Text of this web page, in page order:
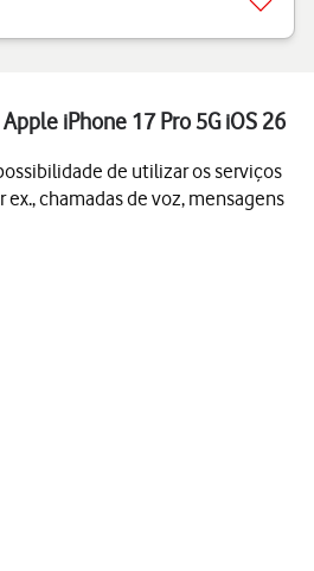
iPhone 17 Pro 5G iOS 26
de utilizar os serviços
chamadas de voz, mensagens